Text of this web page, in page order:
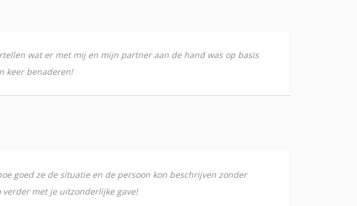
wat er met mij en mijn partner aan de hand was op basis
keer benaderen!
goed ze de situatie en de persoon kon beschrijven zonder
met je uitzonderlijke gave!